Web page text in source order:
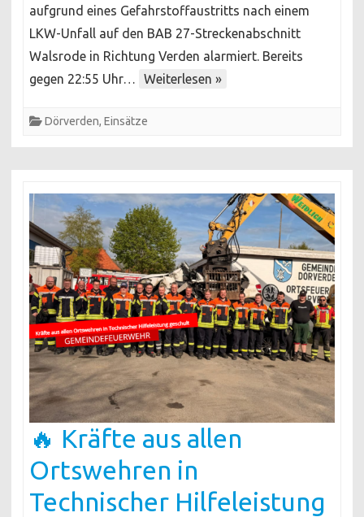
Unfall
aufgrund eines Gefahrstoffaustritts nach einem
LKW-Unfall auf den BAB 27-Streckenabschnitt
Walsrode in Richtung Verden alarmiert. Bereits
gegen 22:55 Uhr…
Weiterlesen »
Dörverden, Einsätze
🔥 Kräfte aus allen
Ortswehren in
Technischer Hilfeleistung